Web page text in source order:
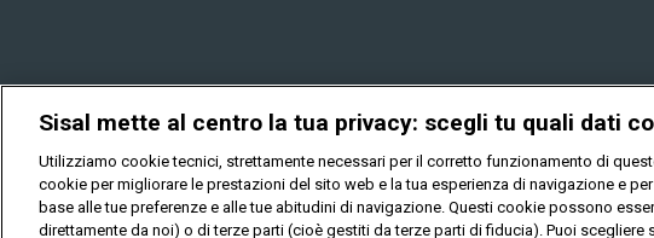
Sisal mette al centro la tua privacy: scegli tu quali dati
Utilizziamo cookie tecnici, strettamente necessari per il corretto funzionamento di
cookie per migliorare le prestazioni del sito web e la tua esperienza di navigazione e
base alle tue preferenze e alle tue abitudini di navigazione. Questi cookie possono
direttamente da noi) o di terze parti (cioè gestiti da terze parti di fiducia). Puoi scegliere